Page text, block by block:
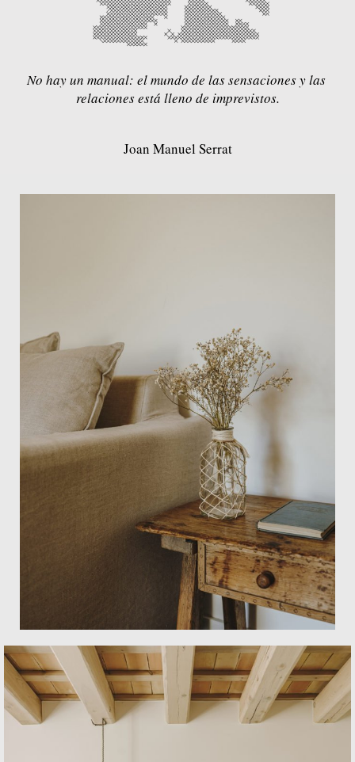
No hay un manual: el mundo de las sensaciones y las
relaciones está lleno de imprevistos.
Joan Manuel Serrat